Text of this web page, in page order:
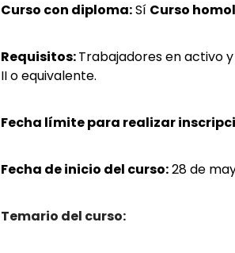
Curso con diploma:Sí Curso
Requisitos:Trabajadores en activo
II o equivalente.
Fecha límite para realizar
Fecha de inicio del curso:28 de
Temario del curso: